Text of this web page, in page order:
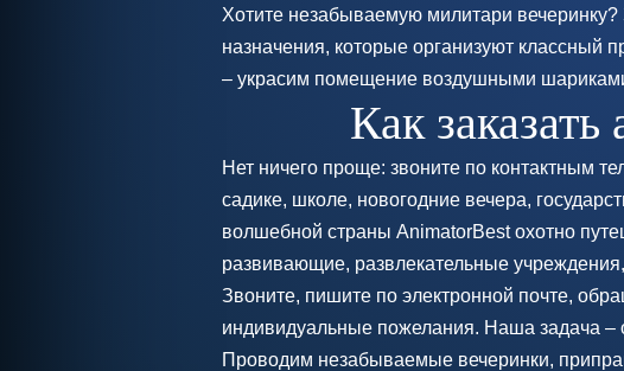
Хотите незабываемую милитари
назначения, которые организуют классный
– украсим помещение воздушными
Как
Нет ничего проще: звоните по контактным
садике, школе, новогодние вечера,
волшебной страны AnimatorBest охотно
развивающие, развлекательные
Звоните, пишите по электронной почте,
индивидуальные пожелания. Наша задача –
Проводим незабываемые вечеринки,